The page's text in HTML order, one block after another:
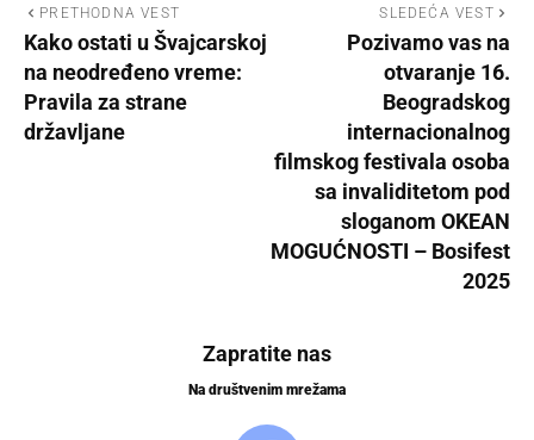
PRETHODNA VEST
Kako ostati u Švajcarskoj
na neodređeno vreme:
Pravila za strane
državljane
SLEDEĆA VEST
Pozivamo vas na
otvaranje 16.
Beogradskog
internacionalnog
filmskog festivala osoba
sa invaliditetom pod
sloganom OKEAN
MOGUĆNOSTI – Bosifest
2025
Zapratite nas
Na društvenim mrežama